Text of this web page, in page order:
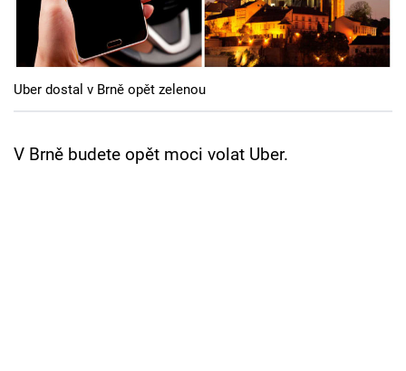
Cool Esport
Pořady
TV Program
Sledujte prima+
Uber dostal v Brně opět zelenou
V Brně budete opět moci volat Uber.